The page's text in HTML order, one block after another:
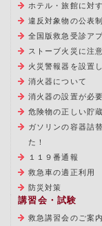
ホテル・旅館に対
違反対象物の公表
全国版救急受診ア
ストーブ火災に注
火災警報器を設置
消火器について
消火器の設置が必
危険物の正しい貯
ガソリンの容器詰
た！
１１９番通報
救急車の適正利用
防災対策
講習会・試験
救急講習会のご案内